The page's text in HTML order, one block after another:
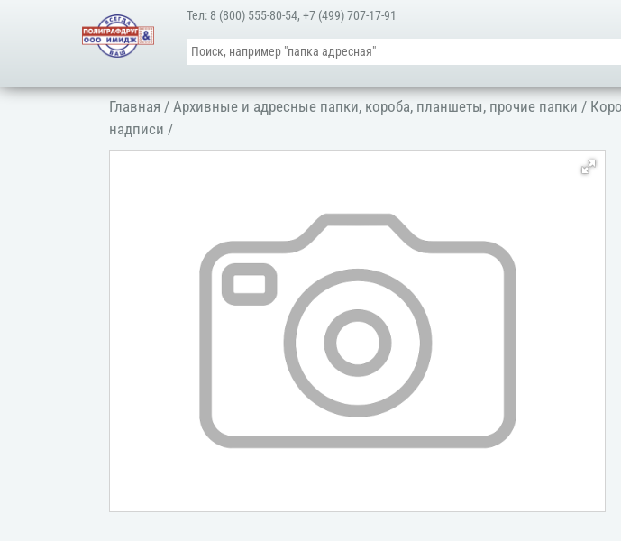
Тел: 8 (800) 555-80-54,+7 (499) 707-17-91
Главная /Архивные и адресные папки, короба, планшеты, прочие папки /
надписи /